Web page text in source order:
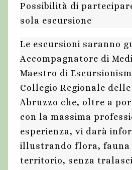
Possibilità di
sola escursione
Le escursioni saranno
Accompagnatore di
Maestro di
Collegio Regionale
Abruzzo che, oltre a
con la massima
esperienza, vi darà
illustrando flora, fauna
territorio, senza